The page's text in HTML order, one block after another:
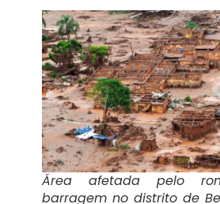
Área afetada pelo
barragem no distrito de